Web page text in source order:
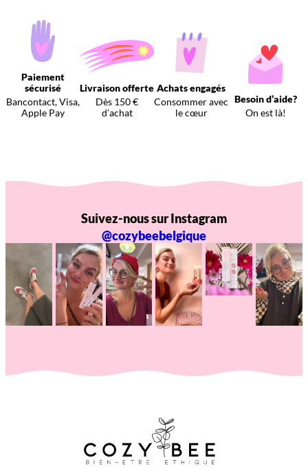
Paiement
sécurisé
Bancontact, Visa,
Apple Pay
Livraison offerte
Dès 150 €
d’achat
Achats engagés
Consommer avec
le cœur
Besoin d’aide?
On est là!
Suivez-nous sur Instagram
@cozybeebelgique